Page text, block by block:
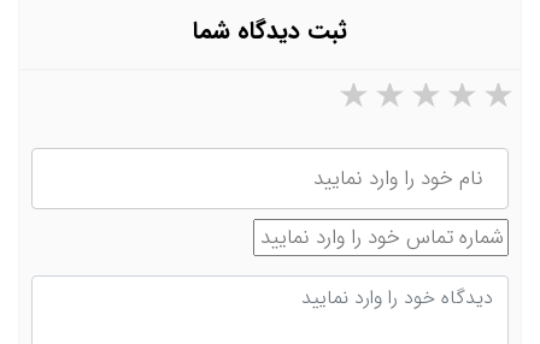
ثبت دیدگاه شما
۵ ستاره از ۵ ۴ ستاره از ۵ ۳ ستاره از ۵ ۲ ستاره از ۵
نام
شماره تماس
دیدگاه